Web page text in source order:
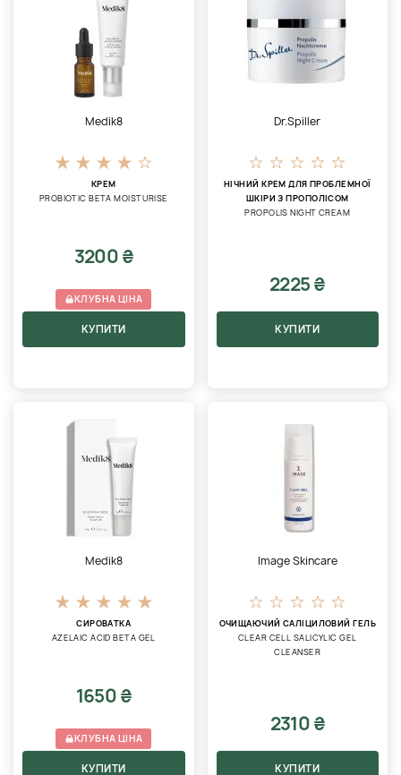
Medik8
КРЕМ
PROBIOTIC BETA MOISTURISE
3200 ₴
КЛУБНА ЦІНА
КУПИТИ
Dr.Spiller
НІЧНИЙ КРЕМ ДЛЯ ПРОБЛЕМНОЇ
ШКІРИ З ПРОПОЛІСОМ
PROPOLIS NIGHT CREAM
2225 ₴
КУПИТИ
Medik8
СИРОВАТКА
AZELAIC ACID BETA GEL
1650 ₴
КЛУБНА ЦІНА
КУПИТИ
Image Skincare
ОЧИЩАЮЧИЙ САЛІЦИЛОВИЙ ГЕЛЬ
CLEAR CELL SALICYLIC GEL
CLEANSER
2310 ₴
КУПИТИ